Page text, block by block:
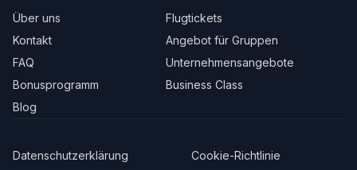
Über uns
Kontakt
FAQ
Bonusprogramm
Blog
Flugtickets
Angebot für Gruppen
Unternehmensangebote
Business Class
Datenschutzerklärung
Cookie-Richtlinie